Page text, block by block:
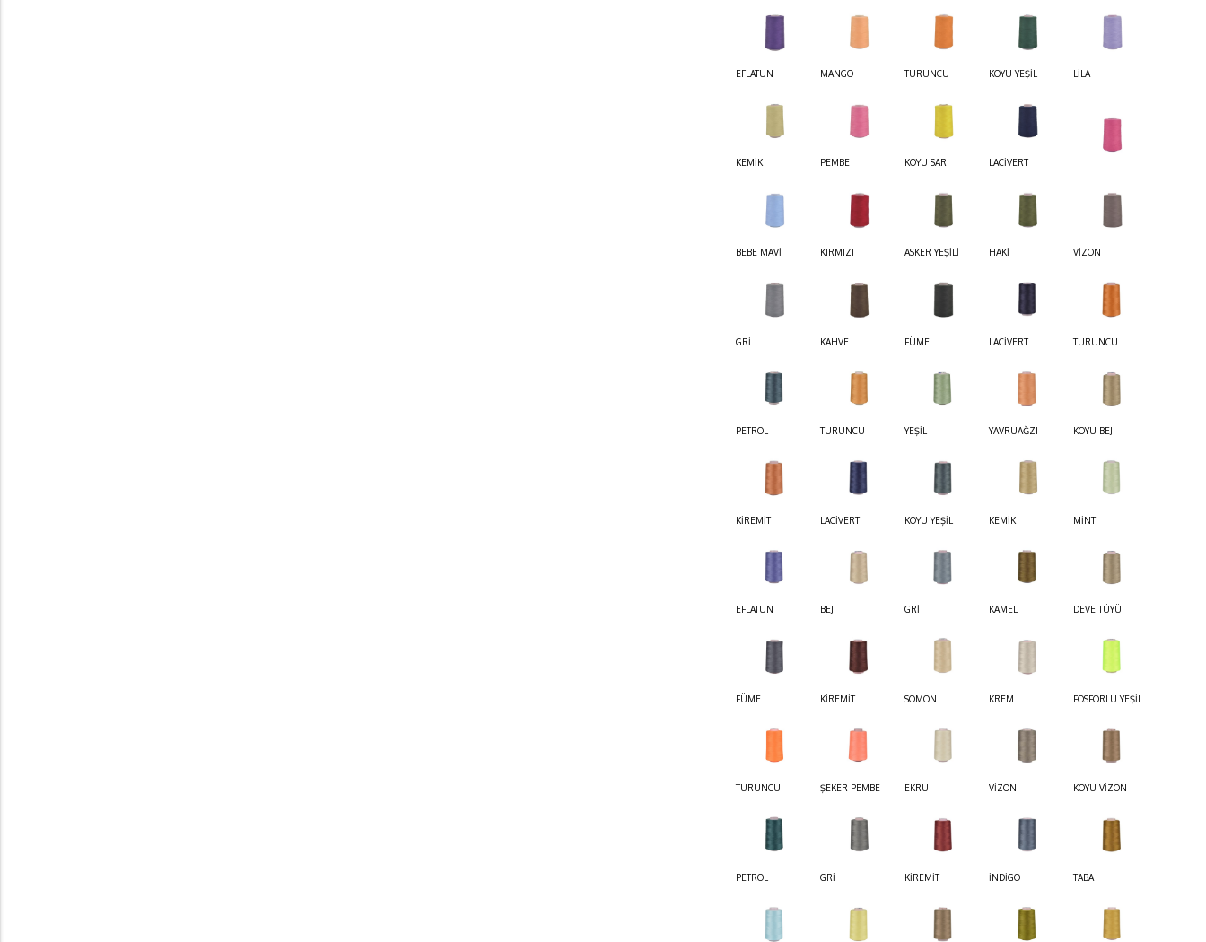
EFLATUN MANGO TURUNCU KOYU YEŞİL LİLA
KEMİK PEMBE KOYU SARI LACİVERT
BEBE MAVİ KIRMIZI ASKER YEŞİLİ HAKİ VİZON
GRİ KAHVE FÜME LACİVERT TURUNCU
PETROL TURUNCU YEŞİL YAVRUAĞZI KOYU BEJ
KİREMİT LACİVERT KOYU YEŞİL KEMİK MİNT
EFLATUN BEJ GRİ KAMEL DEVE TÜYÜ
FÜME KİREMİT SOMON KREM FOSFORLU YEŞİL
TURUNCU ŞEKER PEMBE EKRU VİZON KOYU VİZON
PETROL GRİ KİREMİT İNDİGO TABA